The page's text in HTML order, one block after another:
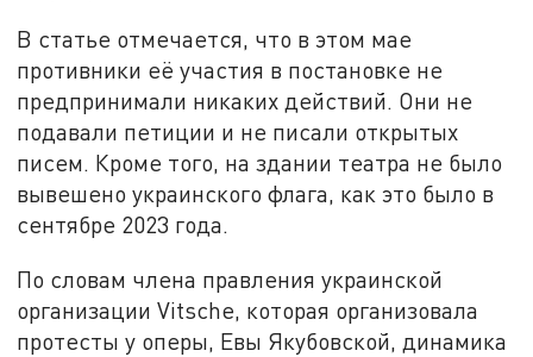
В статье отмечается, что в этом мае
противники её участия в постановке не
предпринимали никаких действий. Они не
подавали петиции и не писали открытых
писем. Кроме того, на здании театра не было
вывешено украинского флага, как это было в
сентябре 2023 года.
По словам члена правления украинской
организации Vitsche, которая организовала
протесты у оперы, Евы Якубовской, динамика